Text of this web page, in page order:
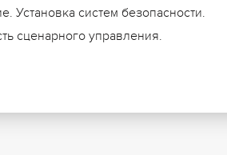
Установка систем безопасности.
сценарного управления.